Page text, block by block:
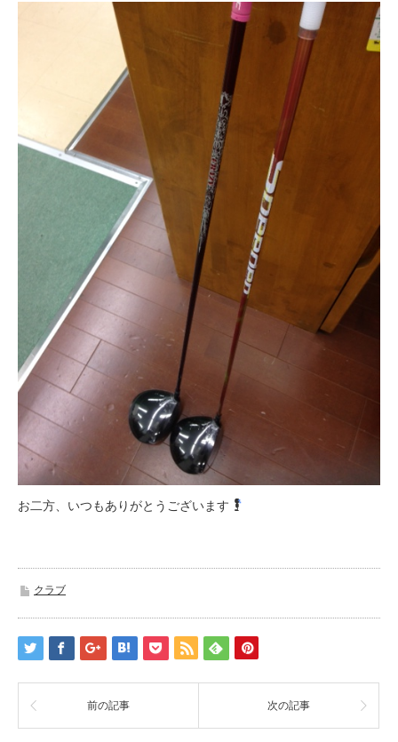
お二方、いつもありがとうございます
クラブ
前の記事 次の記事